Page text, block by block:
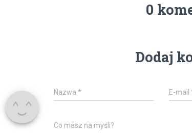
0
Dodaj
Nazwa * E-mail
Co masz na myśli?